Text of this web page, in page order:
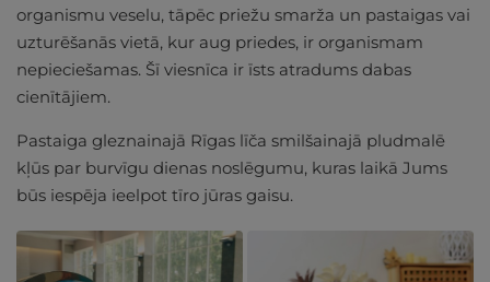
organismu veselu, tāpēc priežu smarža un pastaigas vai
uzturēšanās vietā, kur aug priedes, ir organismam
nepieciešamas. Šī viesnīca ir īsts atradums dabas
cienītājiem.
Pastaiga gleznainajā Rīgas līča smilšainajā pludmalē
kļūs par burvīgu dienas noslēgumu, kuras laikā Jums
būs iespēja ieelpot tīro jūras gaisu.